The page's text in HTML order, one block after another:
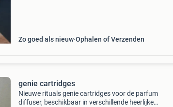
Zo goed als nieuw Ophalen of Verzenden
genie cartridges
Nieuwe rituals genie cartridges voor de parfum
diffuser, beschikbaar in verschillende heerlijke